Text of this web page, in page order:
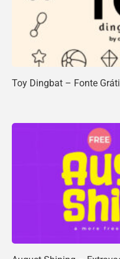
Toy Dingbat – Fonte